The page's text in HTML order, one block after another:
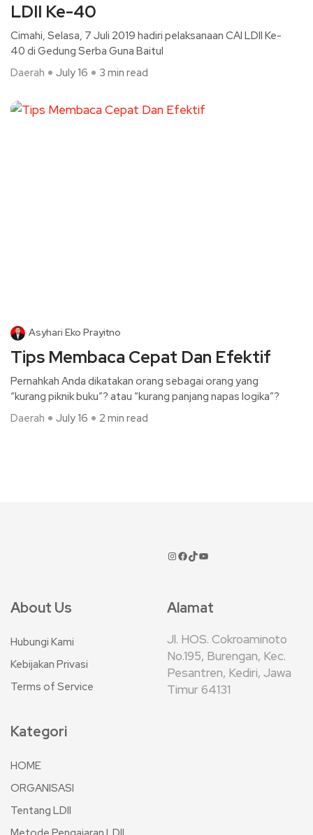
LDII Ke-40
Cimahi, Selasa, 7 Juli 2019 hadiri pelaksanaan CAI LDII Ke-
40 di Gedung Serba Guna Baitul
Daerah
July 16 3 min read
Asyhari Eko Prayitno
Tips Membaca Cepat Dan Efektif
Pernahkah Anda dikatakan orang sebagai orang yang
“kurang piknik buku”? atau “kurang panjang napas logika”?
Daerah
July 16 2 min read
About Us
Hubungi Kami
Kebijakan Privasi
Terms of Service
Alamat
Jl. HOS. Cokroaminoto
No.195, Burengan, Kec.
Pesantren, Kediri, Jawa
Timur 64131
Kategori
HOME
ORGANISASI
Tentang LDII